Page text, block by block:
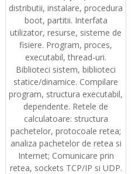
distributii, instalare, procedura
boot, partitii. Interfata
utilizator, resurse, sisteme de
fisiere. Program, proces,
executabil, thread-uri.
Biblioteci sistem, biblioteci
statice/dinamice. Compilare
program, structura executabil,
dependente. Retele de
calculatoare: structura
pachetelor, protocoale retea;
analiza pachetelor de retea si
Internet; Comunicare prin
retea, sockets TCP/IP si UDP.